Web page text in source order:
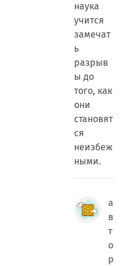
наука
учится
замечат
ь
разрыв
ы до
того, как
они
становят
ся
неизбеж
ными.
а
в
т
о
р